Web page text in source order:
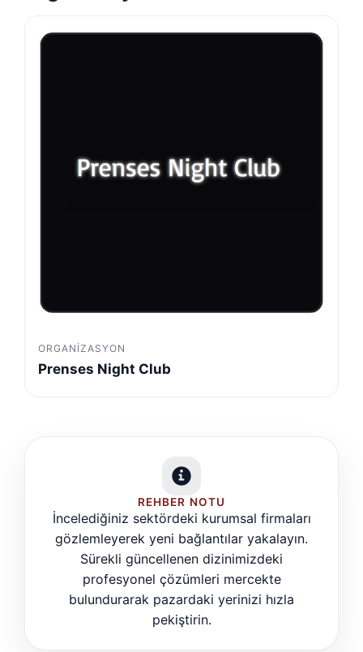
ORGANIZASYON
Prenses Night Club
REHBER NOTU
İncelediğiniz sektördeki kurumsal firmaları
gözlemleyerek yeni bağlantılar yakalayın.
Sürekli güncellenen dizinimizdeki
profesyonel çözümleri mercekte
bulundurarak pazardaki yerinizi hızla
pekiştirin.